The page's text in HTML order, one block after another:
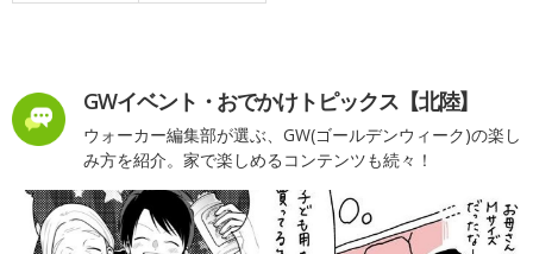
GWイベント・おでかけトピックス【北陸】
ウォーカー編集部が選ぶ、GW(ゴールデンウィーク)の楽し
み方を紹介。家で楽しめるコンテンツも続々！